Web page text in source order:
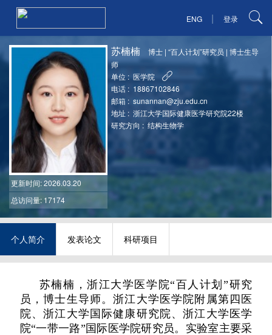
ENG | 登录
更新时间: 2026.03.20
总访问量: 17174
苏楠楠 博士 |“百人计划”研究员 |博士生导
师
单位 : 医学院
电话 : 18867102846
邮箱 : sunannan@zju.edu.cn
地址 : 浙江大学国际健康医学研究院22楼
研究方向 : 结构生物学
个人简介 发表论文 科研项目
苏楠楠，浙江大学医学院“百人计划”研究
员，博士生导师。浙江大学医学院附属第四医
院、浙江大学国际健康研究院、浙江大学医学
院“一带一路”国际医学院研究员。实验室主要采